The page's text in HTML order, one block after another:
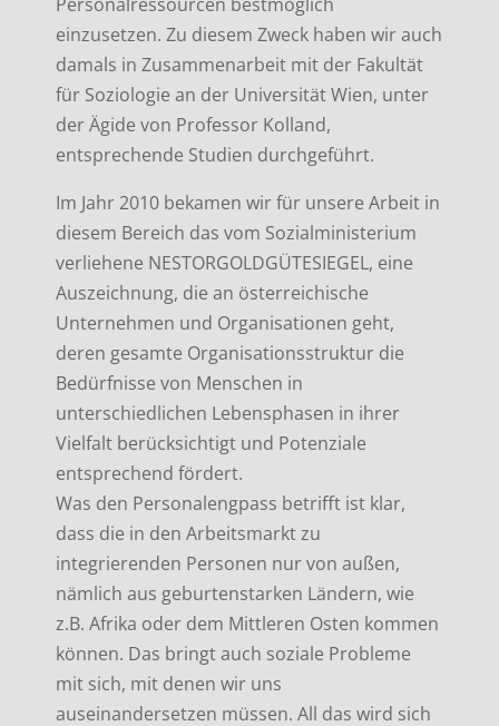
einzusetzen. Zu diesem Zweck haben wir auch
damals in Zusammenarbeit mit der Fakultät
für Soziologie an der Universität Wien, unter
der Ägide von Professor Kolland,
entsprechende Studien durchgeführt.
Im Jahr 2010 bekamen wir für unsere Arbeit in
diesem Bereich das vom Sozialministerium
verliehene NESTORGOLDGÜTESIEGEL, eine
Auszeichnung, die an österreichische
Unternehmen und Organisationen geht,
deren gesamte Organisationsstruktur die
Bedürfnisse von Menschen in
unterschiedlichen Lebensphasen in ihrer
Vielfalt berücksichtigt und Potenziale
entsprechend fördert.
Was den Personalengpass betrifft ist klar,
dass die in den Arbeitsmarkt zu
integrierenden Personen nur von außen,
nämlich aus geburtenstarken Ländern, wie
z.B. Afrika oder dem Mittleren Osten kommen
können. Das bringt auch soziale Probleme
mit sich, mit denen wir uns
auseinandersetzen müssen. All das wird sich